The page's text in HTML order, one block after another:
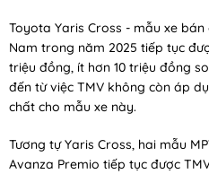
Toyota Yaris Cross - mẫu xe
Nam trong năm 2025 tiếp tục
triệu đồng, ít hơn 10 triệu đồng
đến từ việc TMV không còn áp
chất cho mẫu xe này.
Tương tự Yaris Cross, hai mẫu
Avanza Premio tiếp tục được